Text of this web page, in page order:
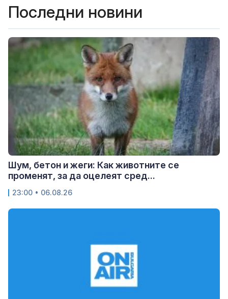
Последни новини
Шум, бетон и жеги: Как животните се
променят, за да оцелеят сред...
23:00 • 06.08.26